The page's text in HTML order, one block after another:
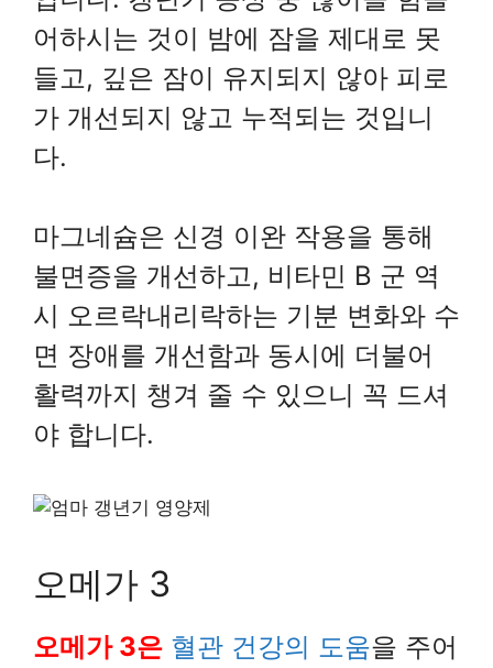
어하시는 것이 밤에 잠을 제대로 못
들고, 깊은 잠이 유지되지 않아 피로
가 개선되지 않고 누적되는 것입니
다.
마그네슘은 신경 이완 작용을 통해
불면증을 개선하고, 비타민 B 군 역
시 오르락내리락하는 기분 변화와 수
면 장애를 개선함과 동시에 더불어
활력까지 챙겨 줄 수 있으니 꼭 드셔
야 합니다.
오메가 3
오메가 3은 혈관 건강의 도움을 주어